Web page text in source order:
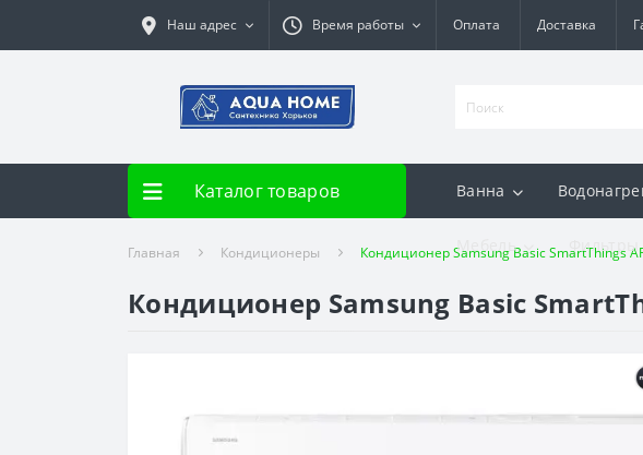
Наш адрес Время работы Оплата Доставка
Каталог товаров Ванна
Мебель Фильтры
Главная Кондиционеры Кондиционер Samsung Basic SmartThings
Кондиционер Samsung Basic